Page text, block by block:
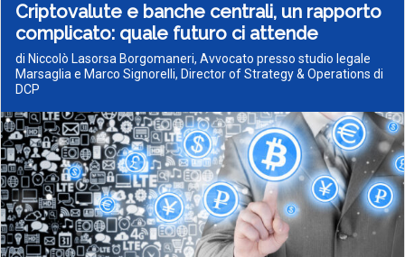
Criptovalute e banche centrali, un rapporto
complicato: quale futuro ci attende
di Niccolò Lasorsa Borgomaneri, Avvocato presso studio legale
Marsaglia e Marco Signorelli, Director of Strategy & Operations di
DCP